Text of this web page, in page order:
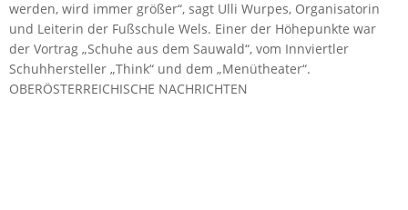
werden, wird immer größer“, sagt Ulli Wurpes, Organisatorin
und Leiterin der Fußschule Wels. Einer der Höhepunkte war
der Vortrag „Schuhe aus dem Sauwald“, vom Innviertler
Schuhhersteller „Think“ und dem „Menütheater“.
OBERÖSTERREICHISCHE NACHRICHTEN